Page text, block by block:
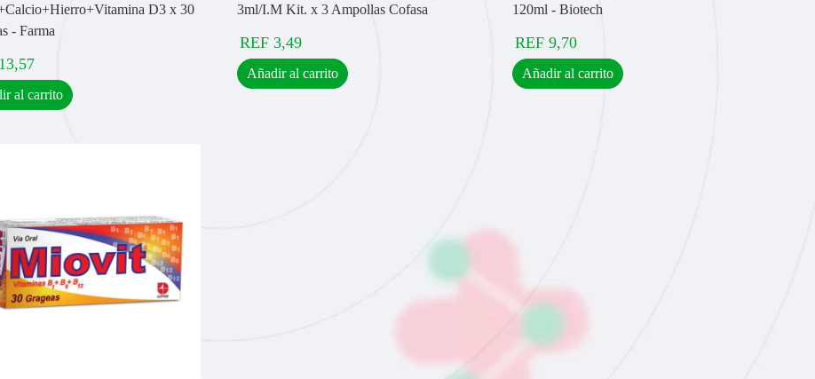
D3 x 30
- Farma
13,57
al carrito
3ml/I.M Kit. x 3 Ampollas Cofasa
REF 3,49
Añadir al carrito
120ml - Biotech
REF 9,70
Añadir al carrito